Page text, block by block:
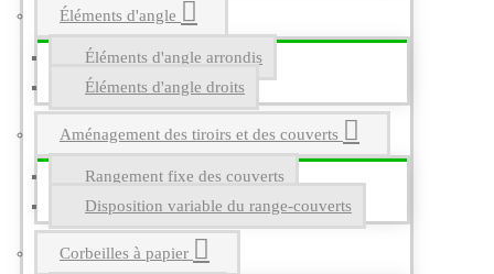
Éléments d'angle
Éléments d'angle arrondis
Éléments d'angle droits
Aménagement des tiroirs et des couverts
Rangement fixe des couverts
Disposition variable du range-couverts
Corbeilles à papier